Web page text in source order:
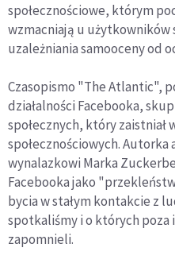
społecznościowe, którym
wzmacniają u użytkowników
uzależniania samooceny od
Czasopismo "The Atlantic",
działalności Facebooka,
społecznych, który zaistniał
społecznościowych.
wynalazkowi Marka
Facebooka jako
bycia w stałym kontakcie z
spotkaliśmy i o których
zapomnieli.